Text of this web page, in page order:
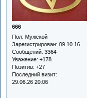
666
Пол: Мужской
Зарегистрирован: 09.10.16
Сообщений: 3364
Уважение: +178
Позитив: +27
Последний визит:
29.06.26 20:06